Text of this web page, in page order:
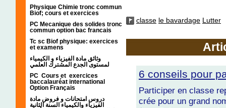
Physique Chimie tronc commun
Biof; cours et exercices
PC Mecanique des solides tronc
commun option bac francais
Tc sc Biof physique: exercices
et examens
وثائق مادة الفيزياء و الكيمياء
PC Cours et exercices
baccalauréat international
Option Français
دروس امتحانات و فروض مادة
الفيزياء والكيمياء السنة الثانية
classe le bavardage Lutter
6 conseils pour
Participer en classe
crée pour un grand